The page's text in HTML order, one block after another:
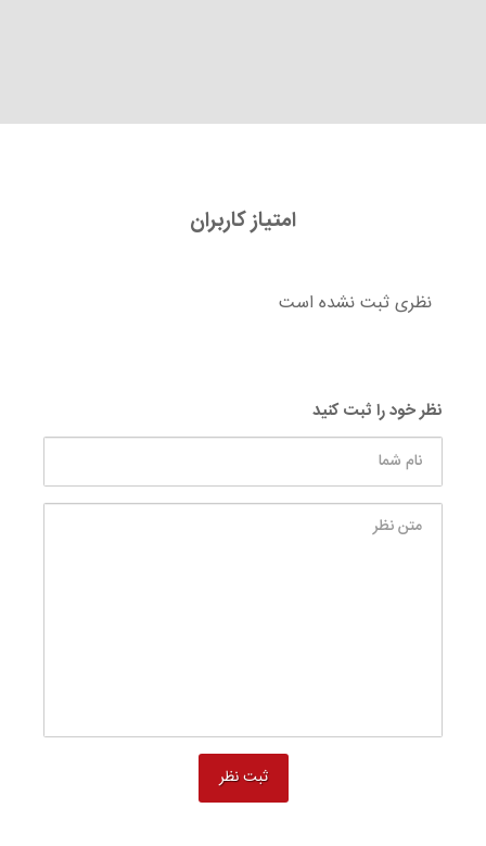
امتیاز کاربران
نظری ثبت نشده است
نظر خود را ثبت کنید